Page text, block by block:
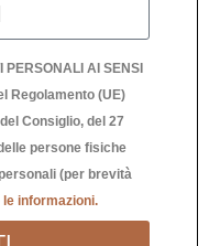
AI SENSI
Regolamento (UE)
Consiglio, del 27
persone fisiche
(per brevità
informazioni.